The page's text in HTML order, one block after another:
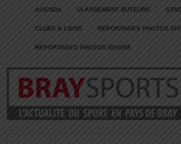
AGENDA CLASSEMENT BUTEURS
CLUBS & LIENS REPORTAGES PHOTOS
REPORTAGES PHOTOS DIVERS